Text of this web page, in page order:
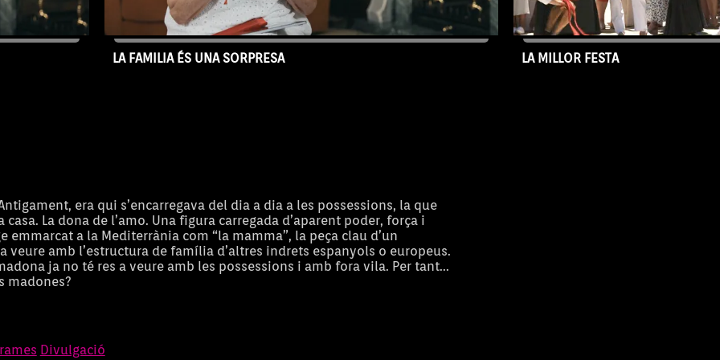
LA FAMILIA ÉS UNA SORPRESA
Bauçà, Francisca Sorell i Francisca Catany de Llucmajor.
LA MILLOR FESTA
Tur d'Eivissa i el trio
Bauçà, Francisca Sorell i
era qui s’encarregava del dia a dia a les possessions, la que
La dona de l’amo. Una figura carregada d’aparent poder, força i
emmarcat a la Mediterrània com “la mamma”, la peça clau d’un
veure amb l’estructura de família d’altres indrets espanyols o europeus.
ja no té res a veure amb les possessions i amb fora vila. Per tant...
madones?
Divulgació